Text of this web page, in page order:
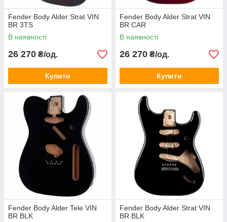
Fender Body Alder Strat VIN
BR 3TS
В наявності
26 270 ₴/од.
Купити
Fender Body Alder Strat VIN
BR CAR
В наявності
26 270 ₴/од.
Купити
Fender Body Alder Tele VIN
BR BLK
Fender Body Alder Strat VIN
BR BLK